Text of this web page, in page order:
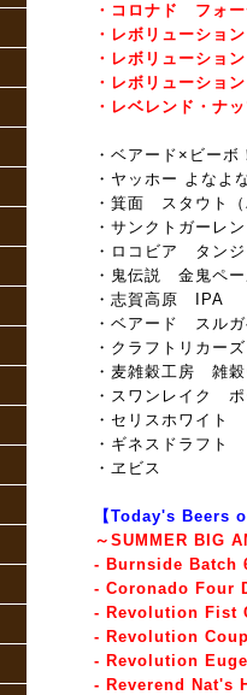
・コロナド フォ
・レボリューショ
・レボリューショ
・レボリューショ
・レベレンド・ナ
・ベアード×ビー
・ヤッホー よなよ
・箕面 スタウト（
・サンクトガーレ
・ロコビア タン
・鬼伝説 金鬼ペ
・志賀高原 IPA
・ベアード スル
・クラフトリカー
・麦雑穀工房 雑穀
・スワンレイク ポ
・セリスホワイト
・ギネ スドラフト
・ヱビス
【Today's Beers
～SUMMER BIG
- Burnside Batch
- Coronado Four
- Revolution Fist
- Revolution
- Revolution
- Reverend Nat's